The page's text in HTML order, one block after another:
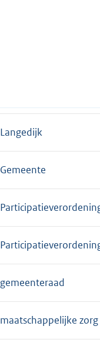
Langedijk
Gemeente
gemeenteraad
maatschappelijke